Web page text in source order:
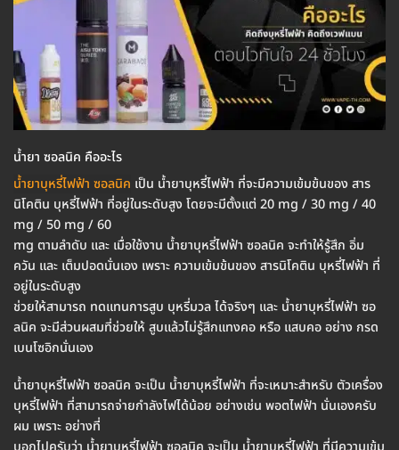
น้ำยา ซอลนิค คืออะไร
น้ำยาบุหรี่ไฟฟ้า ซอลนิค เป็น น้ำยาบุหรี่ไฟฟ้า ที่จะมีความเข้มข้นของ สาร
นิโคติน บุหรี่ไฟฟ้า ที่อยู่ในระดับสูง โดยจะมีตั้งแต่ 20 mg / 30 mg / 40
mg / 50 mg / 60
mg ตามลำดับ และ เมื่อใช้งาน น้ำยาบุหรี่ไฟฟ้า ซอลนิค จะทำให้รู้สึก อิ่ม
ควัน และ เต็มปอดนั่นเอง เพราะ ความเข้มข้นของ สารนิโคติน บุหรี่ไฟฟ้า ที่
อยู่ในระดับสูง
ช่วยให้สามารถ ทดแทนการสูบ บุหรี่มวล ได้จริงๆ และ น้ำยาบุหรี่ไฟฟ้า ซอ
ลนิค จะมีส่วนผสมที่ช่วยให้ สูบแล้วไม่รู้สึกแทงคอ หรือ แสบคอ อย่าง กรด
เบนโซอิกนั่นเอง
น้ำยาบุหรี่ไฟฟ้า ซอลนิค จะเป็น น้ำยาบุหรี่ไฟฟ้า ที่จะเหมาะสำหรับ ตัวเครื่อง
บุหรี่ไฟฟ้า ที่สามารถจ่ายกำลังไฟได้น้อย อย่างเช่น พอตไฟฟ้า นั่นเองครับ
ผม เพราะ อย่างที่